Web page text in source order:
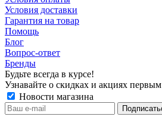
Условия доставки
Гарантия на товар
Помощь
Блог
Вопрос-ответ
Бренды
Будьте всегда в курсе!
Узнавайте о скидках и акциях первым
Новости магазина